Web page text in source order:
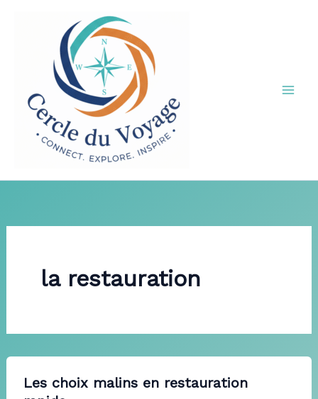
la restauration
Les choix malins en restauration